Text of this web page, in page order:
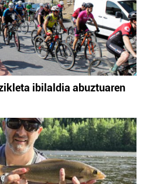
ibilaldia abuztuaren